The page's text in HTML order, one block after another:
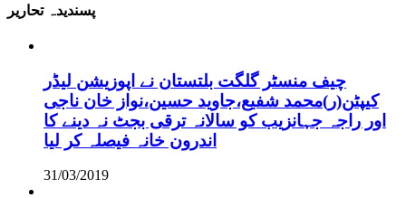
پسندیدہ تحاریر
چیف منسٹر گلگت بلتستان نے اپوزیشن لیڈر
کیپٹن(ر)محمد شفیع،جاوید حسین،نواز خان ناجی
اور راجہ جہانزیب کو سالانہ ترقی بجٹ نہ دینے کا
اندرون خانہ فیصلہ کر لیا
31/03/2019